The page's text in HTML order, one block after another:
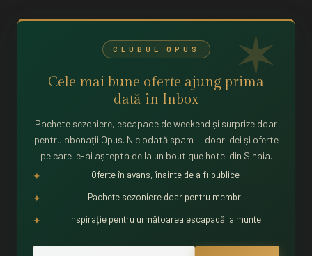
CLUBUL OPUS
Cele mai bune oferte ajung prima
dată în Inbox
Pachete sezoniere, escapade de weekend și surprize doar
pentru abonații Opus. Niciodată spam — doar idei și oferte
pe care le-ai aștepta de la un boutique hotel din Sinaia.
✦
Oferte în avans, înainte de a fi publice
✦
Pachete sezoniere doar pentru membri
✦
Inspirație pentru următoarea escapadă la munte